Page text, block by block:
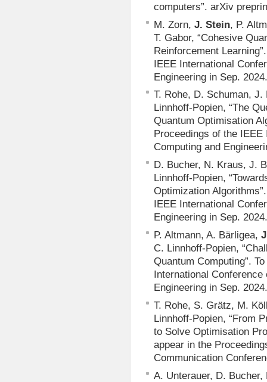
computers”. arXiv
M. Zorn,J. Stein, P.
T. Gabor, “Cohesive
Reinforcement
IEEE International
Engineering in Sep.
T. Rohe, D. Schuman,
Linnhoff-Popien, “The
Quantum Optimisation
Proceedings of the
Computing and
D. Bucher, N. Kraus, J.
Linnhoff-Popien,
Optimization
IEEE International
Engineering in Sep.
P. Altmann, A. Bärligea,
C. Linnhoff-Popien,
Quantum Computing”.
International
Engineering in Sep.
T. Rohe, S. Grätz, M.
Linnhoff-Popien, “From
to Solve Optimisation
appear in the
Communication
A. Unterauer, D.